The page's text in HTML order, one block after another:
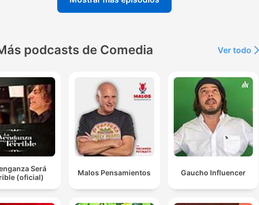
podcasts de Comedia Ver todo
Será
(oficial)
Malos Pensamientos Gaucho Influencer